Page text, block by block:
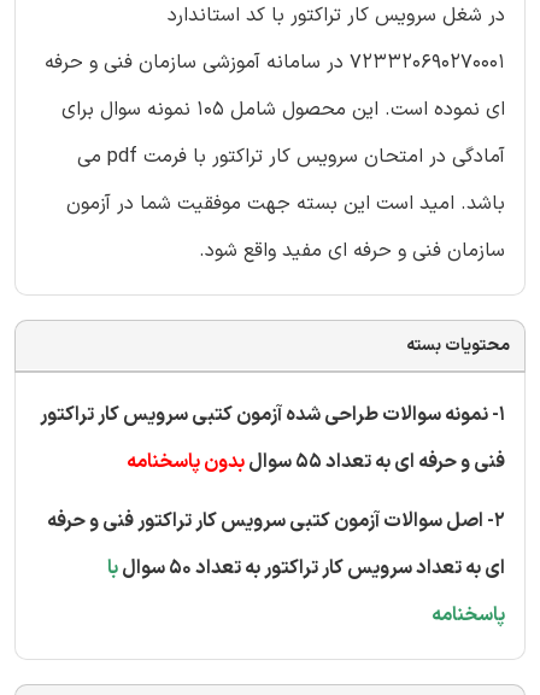
در شغل سرویس کار تراکتور با کد استاندارد
723320690270001 در سامانه آموزشی سازمان فنی و حرفه
ای نموده است. این محصول شامل 105 نمونه سوال برای
آمادگی در امتحان سرویس کار تراکتور با فرمت pdf می
باشد. امید است این بسته جهت موفقیت شما در آزمون
سازمان فنی و حرفه ای مفید واقع شود.
محتویات بسته
1- نمونه سوالات طراحی شده آزمون کتبی سرویس کار تراکتور
فنی و حرفه ای به تعداد 55 سوال
بدون پاسخنامه
2- اصل سوالات آزمون کتبی سرویس کار تراکتور فنی و حرفه
ای به تعداد سرویس کار تراکتور به تعداد 50 سوال
با
پاسخنامه